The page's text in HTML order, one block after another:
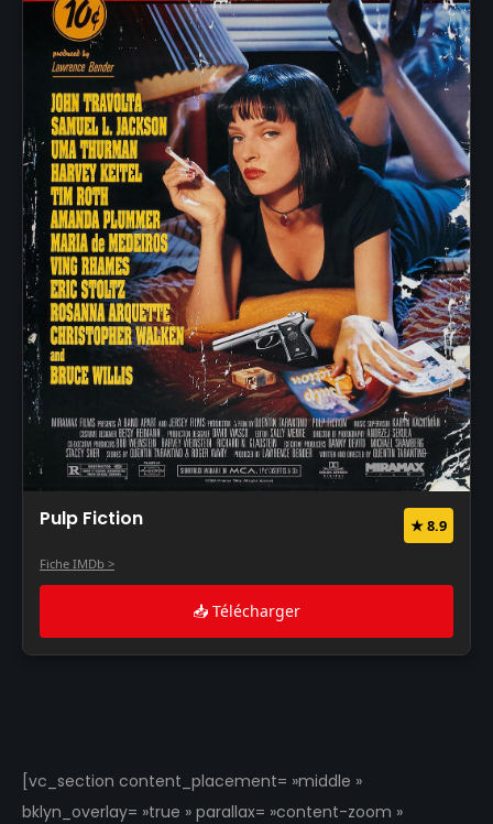
Pulp Fiction ★ 8.9
Fiche IMDb >
📥 Télécharger
[vc_section content_placement= »middle »
bklyn_overlay= »true » parallax= »content-zoom »